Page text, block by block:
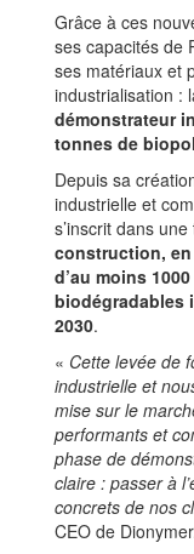
Grâce à ces
ses capacités de
ses matériaux et
industrialisation :
démonstrateur
tonnes de
Depuis sa
industrielle et
s’inscrit dans
construction, en
d’au moins
biodégradables
2030.
« Cette levée de
industrielle et
mise sur le
performants et
phase de
claire : passer à
concrets de nos
CEO de